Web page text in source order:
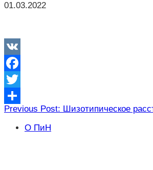
01.03.2022
VK
Facebook
Twitter
Отправить
Навигация
по
Previous Post: Шизотипическое
О ПиН